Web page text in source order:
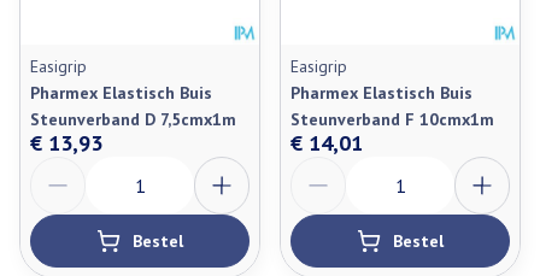
Easigrip
Pharmex Elastisch Buis
Steunverband D 7,5cmx1m
€ 13,93
Bestel
Easigrip
Pharmex Elastisch Buis
Steunverband F 10cmx1m
€ 14,01
Bestel